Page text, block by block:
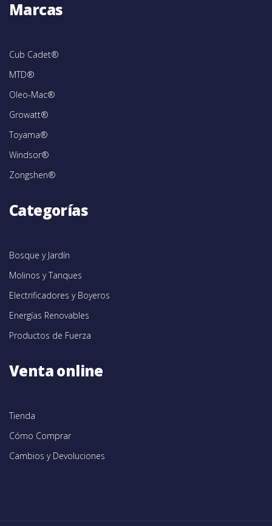
Marcas
Cub Cadet®
MTD®
Oleo-Mac®
Growatt®
Toyama®
Windsor®
Zongshen®
Categorías
Bosque y Jardín
Molinos y Tanques
Electrificadores y Boyeros
Energías Renovables
Productos de Fuerza
Venta online
Tienda
Cómo Comprar
Cambios y Devoluciones